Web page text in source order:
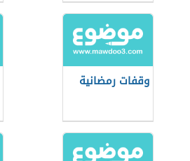
وقفات رمضانية